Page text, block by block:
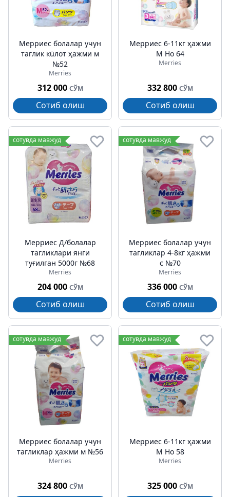
Мерриес болалар учун
таглик кüлот ҳажми м
№52
Merries
312 000 СЎМ
Сотиб олиш
Мерриес 6-11кг ҳажми
M Но 64
Merries
332 800 СЎМ
Сотиб олиш
сотувда мавжуд
Мерриес Д/болалар
тагликлари янги
туғилган 5000г №68
Merries
204 000 СЎМ
Сотиб олиш
сотувда мавжуд
Мерриес болалар учун
тагликлар 4-8кг ҳажми
с №70
Merries
336 000 СЎМ
Сотиб олиш
сотувда мавжуд
Мерриес болалар учун
тагликлар ҳажми м №56
Merries
324 800 СЎМ
сотувда мавжуд
Мерриес 6-11кг ҳажми
M Но 58
Merries
325 000 СЎМ